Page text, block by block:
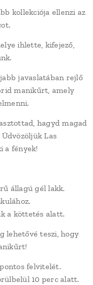
kollekciója ellenzi az
ihlette, kifejező,
javaslatában rejlő
manikűrt, amely
hagyd magad
Las
a fények!
állagú gél lakk.
a köttetés alatt.
lehetővé teszi, hogy
felvitelét.
10 perc alatt.